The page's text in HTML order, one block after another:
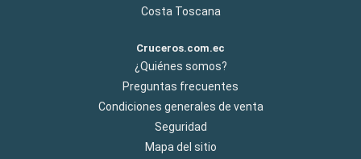
Costa Toscana
Cruceros.com.ec
¿Quiénes somos?
Preguntas frecuentes
Condiciones generales de venta
Seguridad
Mapa del sitio